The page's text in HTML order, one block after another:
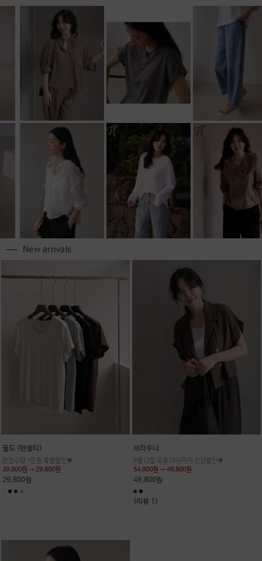
New arrivals
필드 (텐셀티)
한정수량 1만원 특별할인♥
39,800원 → 29,800원
29,800원
브라우니
8월12일 오후10시까지 신상할인♥
54,800원 → 49,800원
49,800원
(리뷰 1)